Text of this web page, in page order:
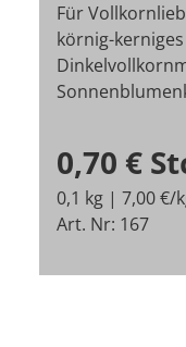
Für
körnig-
0,70 €
0,1 kg | 7,00 €/
Art. Nr: 167